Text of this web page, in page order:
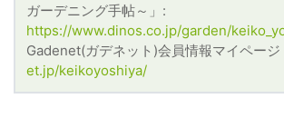
ガーデニング手帖～」:
https://www.dinos.co.jp/garden/
Gadenet(ガデネット)会員情報マイページ
et.jp/keikoyoshiya/